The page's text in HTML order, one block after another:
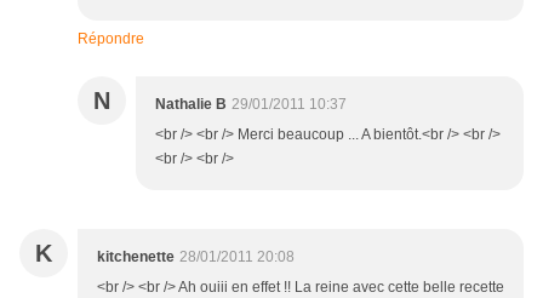
Répondre
N Nathalie B 29/01/2011 10:37
<br /> <br /> Merci beaucoup ... A bientôt.<br /> <br />
<br /> <br />
K kitchenette 28/01/2011 20:08
<br /> <br /> Ah ouiii en effet !! La reine avec cette belle recette